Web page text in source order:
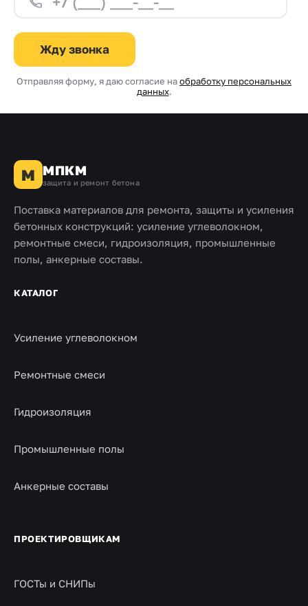
Жду звонка
Отправляя форму, я даю согласие наобработку персональных
данных.
М МПКМ
защита и ремонт бетона
Поставка материалов для ремонта, защиты и усиления
бетонных конструкций: усиление углеволокном,
ремонтные смеси, гидроизоляция, промышленные
полы, анкерные составы.
КАТАЛОГ
Усиление углеволокном
Ремонтные смеси
Гидроизоляция
Промышленные полы
Анкерные составы
ПРОЕКТИРОВЩИКАМ
ГОСТы и СНИПы